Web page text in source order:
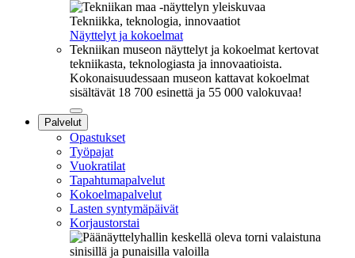
Tekniikka, teknologia, innovaatiot
Näyttelyt ja kokoelmat
Tekniikan museon näyttelyt ja kokoelmat kertovat
tekniikasta, teknologiasta ja innovaatioista.
Kokonaisuudessaan museon kattavat kokoelmat
sisältävät 18 700 esinettä ja 55 000 valokuvaa!
Sulje
alavalikko
Palvelut
Opastukset
Työpajat
Vuokratilat
Tapahtumapalvelut
Kokoelmapalvelut
Lasten syntymäpäivät
Korjaustorstai